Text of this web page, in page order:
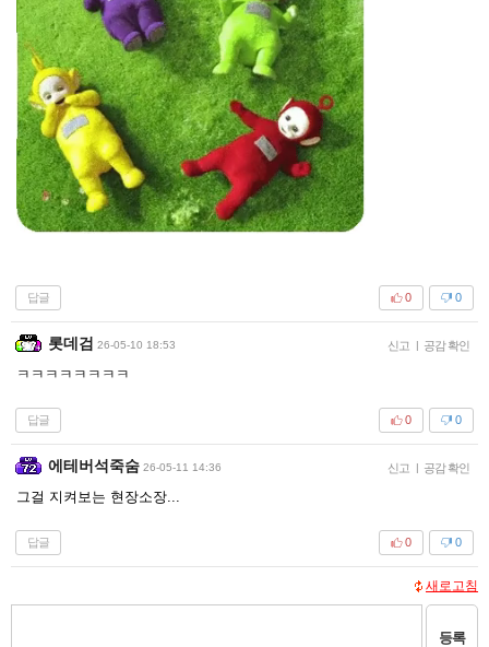
답글 0
0
롯데검 26-05-10 18:53 신고 | 공감 확인
ㅋㅋㅋㅋㅋㅋㅋㅋ
답글 0
0
에테버석죽숨 26-05-11 14:36 신고 | 공감 확인
그걸 지켜보는 현장소장...
답글 0
0
새로고침
등록